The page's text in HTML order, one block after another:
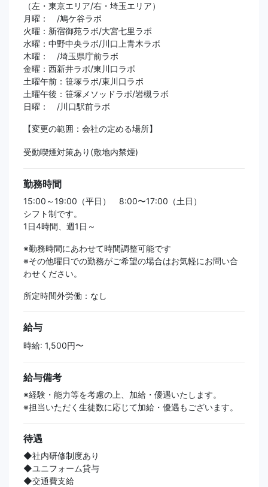
（左・東京エリア/右・埼玉エリア）
月曜： /鳩ケ谷ラボ
火曜：新宿御苑ラボ/大宮七里ラボ
水曜：中野中央ラボ/川口上青木ラボ
木曜： /埼玉県庁前ラボ
金曜：西新井ラボ/東川口ラボ
土曜午前：笹塚ラボ/東川口ラボ
土曜午後：笹塚メソッドラボ/岩槻ラボ
日曜： /川口駅前ラボ
【変更の範囲：会社の定める場所】
受動喫煙対策あり(敷地内禁煙)
勤務時間
15:00～19:00（平日） 8:00〜17:00（土日）
シフト制です。
1日4時間、週1日～
※勤務時間にあわせて時間調整可能です
※その他曜日での勤務がご希望の場合はお気軽にお問い合
わせください。
所定時間外労働：なし
給与
時給: 1,500円〜
給与備考
※経験・能力等を考慮の上、加給・優遇いたします。
※担当いただく生徒数に応じて加給・優遇もございます。
待遇
◆社内研修制度あり
◆ユニフォーム貸与
◆交通費支給